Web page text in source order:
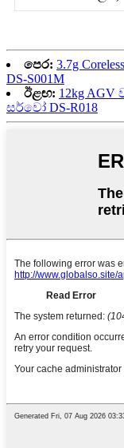
පෙර: 3.7g
DS-S001M
ඊළඟ: 12kg
සර්වෝ DS-R018